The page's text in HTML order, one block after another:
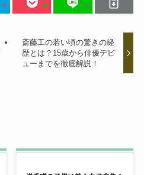
斎藤工の若い頃の驚きの経
歴とは？15歳から俳優デビ
ューまでを徹底解説！